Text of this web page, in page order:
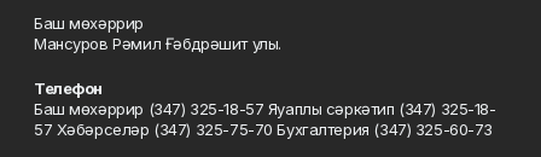
Баш мөхәррир
Мансуров Рәмил Ғәбдрәшит улы.
Телефон
Баш мөхәррир (347) 325-18-57 Яуаплы сәркәтип (347) 325-18-
57 Хәбәрселәр (347) 325-75-70 Бухгалтерия (347) 325-60-73